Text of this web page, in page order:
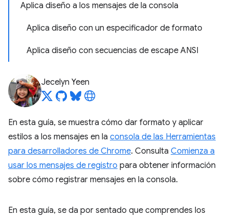
Aplica diseño a los mensajes de la consola
Aplica diseño con un especificador de formato
Aplica diseño con secuencias de escape ANSI
Jecelyn Yeen
En esta guía, se muestra cómo dar formato y aplicar
estilos a los mensajes en la consola de las Herramientas
para desarrolladores de Chrome. Consulta Comienza a
usar los mensajes de registro para obtener información
sobre cómo registrar mensajes en la consola.
En esta guía, se da por sentado que comprendes los